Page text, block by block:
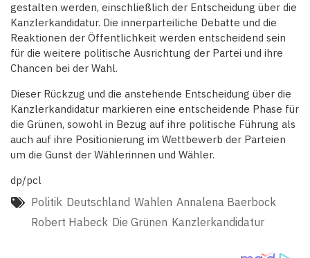
gestalten werden, einschließlich der Entscheidung über die
Kanzlerkandidatur. Die innerparteiliche Debatte und die
Reaktionen der Öffentlichkeit werden entscheidend sein
für die weitere politische Ausrichtung der Partei und ihre
Chancen bei der Wahl.
Dieser Rückzug und die anstehende Entscheidung über die
Kanzlerkandidatur markieren eine entscheidende Phase für
die Grünen, sowohl in Bezug auf ihre politische Führung als
auch auf ihre Positionierung im Wettbewerb der Parteien
um die Gunst der Wählerinnen und Wähler.
dp/pcl
Politik Deutschland Wahlen Annalena Baerbock
Robert Habeck Die Grünen Kanzlerkandidatur